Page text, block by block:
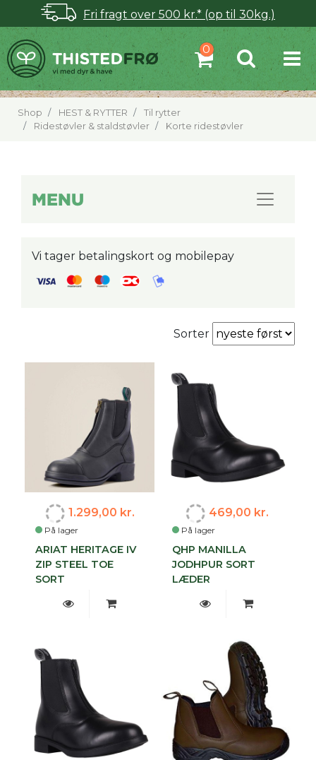
Fri fragt over 500 kr.* (op til 30kg.)
Shop HEST & RYTTER
Til rytter
Ridestøvler & staldstøvler
Korte ridestøvler
MENU
Vi tager betalingskort og mobilepay
Sorter
På lager
1.299,00 kr.
ARIAT HERITAGE IV
ZIP STEEL TOE
SORT
På lager
469,00 kr.
QHP MANILLA
JODHPUR SORT
LÆDER